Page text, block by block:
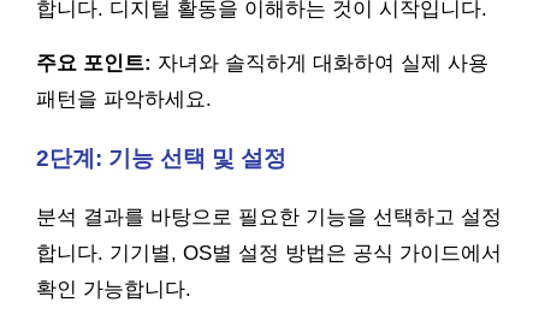
합니다. 디지털 활동을 이해하는 것이 시작입니다.
주요 포인트: 자녀와 솔직하게 대화하여 실제 사용
패턴을 파악하세요.
2단계: 기능 선택 및 설정
분석 결과를 바탕으로 필요한 기능을 선택하고 설정
합니다. 기기별, OS별 설정 방법은 공식 가이드에서
확인 가능합니다.